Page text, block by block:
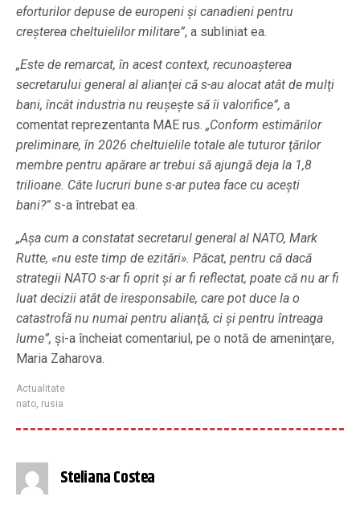
eforturilor depuse de europeni şi canadieni pentru
creşterea cheltuielilor militare”, a subliniat ea.
„Este de remarcat, în acest context, recunoaşterea
secretarului general al alianţei că s-au alocat atât de mulţi
bani, încât industria nu reuşeşte să îi valorifice”, a
comentat reprezentanta MAE rus. „Conform estimărilor
preliminare, în 2026 cheltuielile totale ale tuturor ţărilor
membre pentru apărare ar trebui să ajungă deja la 1,8
trilioane. Câte lucruri bune s-ar putea face cu aceşti
bani?” s-a întrebat ea.
„Aşa cum a constatat secretarul general al NATO, Mark
Rutte, «nu este timp de ezitări». Păcat, pentru că dacă
strategii NATO s-ar fi oprit şi ar fi reflectat, poate că nu ar fi
luat decizii atât de iresponsabile, care pot duce la o
catastrofă nu numai pentru alianţă, ci şi pentru întreaga
lume”, şi-a încheiat comentariul, pe o notă de ameninţare,
Maria Zaharova.
Actualitate
nato rusia
Steliana Costea